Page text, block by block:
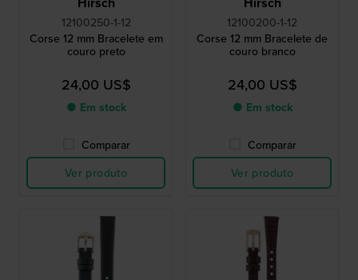
12100250-1-12
Corse 12 mm Bracelete em
couro preto
24,00 US$
● Em stock
Comparar
Ver produto
12100200-1-12
Corse 12 mm Bracelete de
couro branco
24,00 US$
● Em stock
Comparar
Ver produto